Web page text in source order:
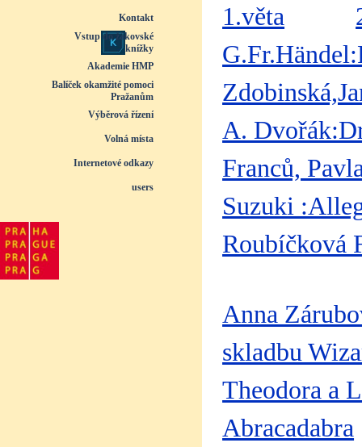
Kontakt
Vstup do žákovské
knížky
Akademie HMP
Balíček okamžité pomoci
Pražanům
Výběrová řízení
Volná místa
Internetové odkazy
users
1.věta
A.
Franců,
Suzuki
Roubíčková
Anna
skladbu
Theodora a
Abracadabra